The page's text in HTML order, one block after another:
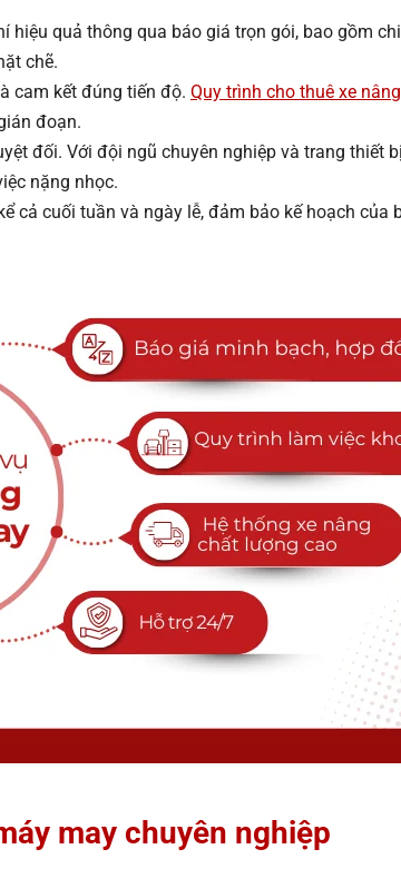
hiệu quả thông qua báo giá trọn gói, bao gồm
chẽ.
cam kết đúng tiến độ. Quy trình cho thuê xe
đoạn.
đối. Với đội ngũ chuyên nghiệp và trang thiết
nặng nhọc.
cả cuối tuần và ngày lễ, đảm bảo kế hoạch của
may chuyên nghiệp